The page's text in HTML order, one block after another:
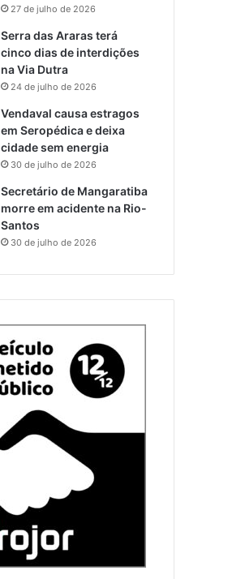
27 de julho de 2026
Serra das Araras terá
cinco dias de interdições
na Via Dutra
24 de julho de 2026
Vendaval causa estragos
em Seropédica e deixa
cidade sem energia
30 de julho de 2026
Secretário de Mangaratiba
morre em acidente na Rio-
Santos
30 de julho de 2026